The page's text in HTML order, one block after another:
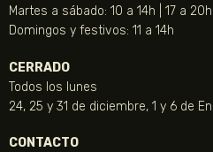
Martes a sábado: 10 a 14h | 17 a 20h
Domingos y festivos: 11 a 14h
CERRADO
Todos los lunes
24, 25 y 31 de diciembre, 1 y 6 de
CONTACTO